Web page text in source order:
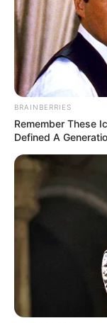
Meglepő
azt állítják,
halott, és egy
interneten
Vlagyimir
CIA és a brit
emberükkel
BRAINBERRIES
Remember These
Defined A